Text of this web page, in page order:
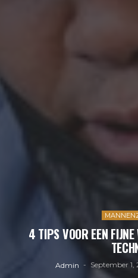
4 TIPS VOOR EEN
Admin September 1,